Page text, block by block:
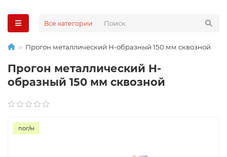
Все категории
Прогон металлический H-образный 150 мм сквозной
Прогон металлический H-
образный 150 мм сквозной
пог/м